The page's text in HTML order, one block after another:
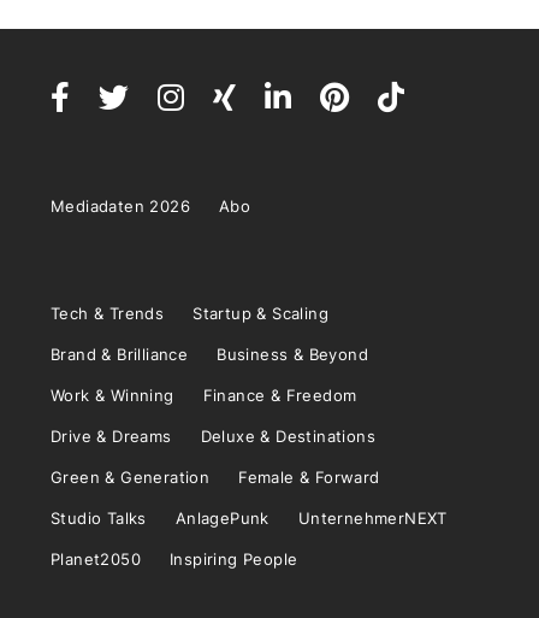
Mediadaten 2026 Abo
Tech & Trends Startup & Scaling
Brand & Brilliance Business & Beyond
Work & Winning Finance & Freedom
Drive & Dreams Deluxe & Destinations
Green & Generation Female & Forward
Studio Talks AnlagePunk UnternehmerNEXT
Planet2050 Inspiring People